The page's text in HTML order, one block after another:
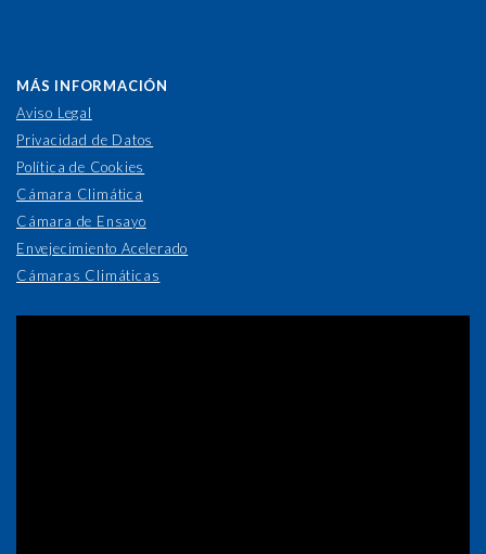
MÁS INFORMACIÓN
Aviso Legal
Privacidad de Datos
Política de Cookies
Cámara Climática
Cámara de Ensayo
Envejecimiento Acelerado
Cámaras Climáticas